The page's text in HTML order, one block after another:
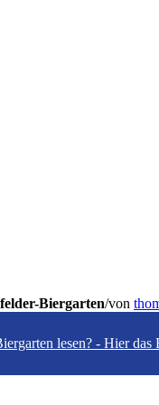
Biergarten/von
lesen? - Hier das